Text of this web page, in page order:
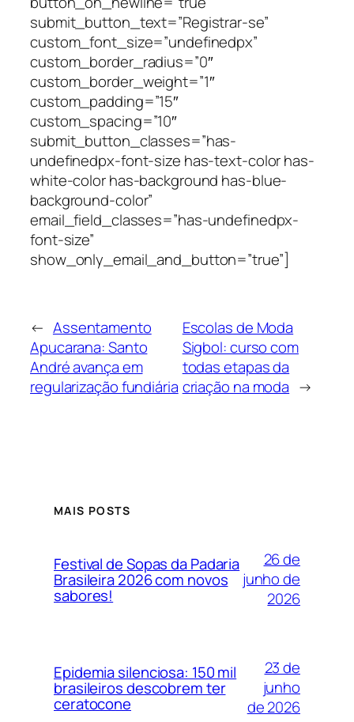
submit_button_text=”Registrar-se”
custom_font_size=”undefinedpx”
custom_border_radius=”0″
custom_border_weight=”1″
custom_padding=”15″
custom_spacing=”10″
submit_button_classes=”has-
undefinedpx-font-size has-text-color has-
white-color has-background has-blue-
background-color”
email_field_classes=”has-undefinedpx-
font-size”
show_only_email_and_button=”true”]
← Assentamento
Apucarana: Santo
André avança em
regularização fundiária
Escolas de Moda
Sigbol: curso com
todas etapas da
criação na moda →
MAIS POSTS
Festival de Sopas da Padaria
Brasileira 2026 com novos
sabores!
26 de
junho de
2026
Epidemia silenciosa: 150 mil
brasileiros descobrem ter
ceratocone
23 de
junho
de 2026